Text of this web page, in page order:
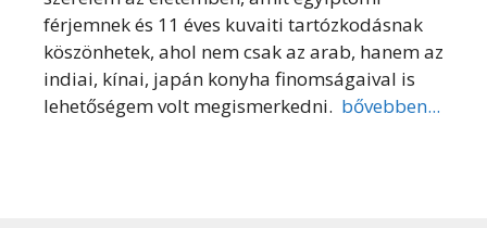
férjemnek és 11 éves kuvaiti tartózkodásnak
köszönhetek, ahol nem csak az arab, hanem az
indiai, kínai, japán konyha finomságaival is
lehetőségem volt megismerkedni. bővebben...